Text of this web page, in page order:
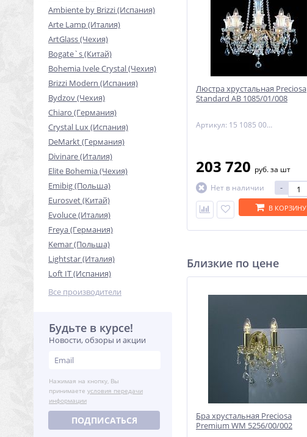
Ambiente by Brizzi (Испания)
Arte Lamp (Италия)
ArtGlass (Чехия)
Bogate`s (Китай)
Bohemia Ivele Crystal (Чехия)
Brizzi Modern (Испания)
Bydzov (Чехия)
Chiaro (Германия)
Crystal Lux (Испания)
DeMarkt (Германия)
Divinare (Италия)
Elite Bohemia (Чехия)
Emibig (Польша)
Eurosvet (Китай)
Evoluce (Италия)
Freya (Германия)
Kemar (Польша)
Lightstar (Италия)
Loft IT (Испания)
Все производители
Будьте в курсе!
Новости, обзоры и акции
Нажимая на кнопку, Вы
принимаете условия передачи
информации
ПОДПИСАТЬСЯ
Люстра хрустальная Preciosa
Standard AB 1085/01/008
Артикул: 15 1085 008 07 80 01 35
203 720 руб.за шт
Нет в наличии
-
В КОРЗИНУ
Близкие по цене
Бра хрустальная Preciosa
Premium WM 5256/00/002